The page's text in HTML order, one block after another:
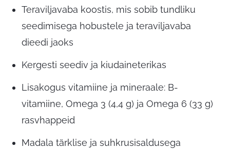
Teraviljavaba koostis, mis sobib tundliku
seedimisega hobustele ja teraviljavaba
dieedi jaoks
Kergesti seediv ja kiudaineterikas
Lisakogus vitamiine ja mineraale: B-
vitamiine, Omega 3 (4,4 g) ja Omega 6 (33 g)
rasvhappeid
Madala tärklise ja suhkrusisaldusega